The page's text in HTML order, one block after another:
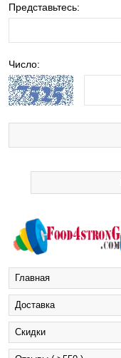
Представьтесь:
Число:
Главная
Доставка
Cкидки